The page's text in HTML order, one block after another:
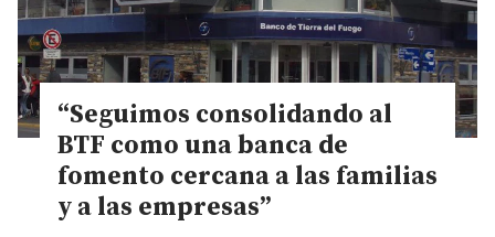
“Seguimos consolidando al
BTF como una banca de
fomento cercana a las familias
y a las empresas”